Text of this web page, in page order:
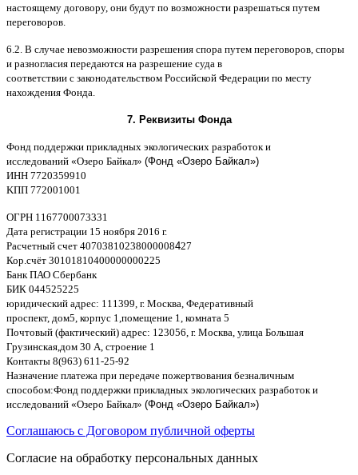
настоящему договору, они будут по возможности разрешаться путем
переговоров
6.2. B случае невозможности разрешения спора путем переговоров споры
и разногласия передаются на разрешение суда в
соответствии c законодательством Российской Федерации по месту
нахождения Фонда
7. Реквизиты Фонда
Фонд поддержки прикладных экологических разработок и
исследований «Озеро Байкал» (Фонд «Озеро Байкал»)
ИНН 7720359910
KПП 772001001
ОГРН 1167700073331
Дата регистрации 15 ноября 2016 г.
Расчетный счет 40703810238000008427
Кор счёт 30101810400000000225
Банк ПАО Сбербанк
БИК 044525225
юридический адрес: 111399, г. Москва Федеративный
проспект, дом5, корпус 1, помещение 1, комната 5
Почтовый (фактический) адрес: 123056, г. Москва улица Большая
Грузинская дом 30 А строение 1
Контакты 8(963) 611-25-92
Назначение платежа при передаче пожертвования безналичным
способом:Фонд поддержки прикладных экологических разработок и
исследований «Озеро Байкал» (Фонд «Озеро Байкал»)
Соглашаюсь с Договором публичной оферты
Согласие на обработку персональных данных